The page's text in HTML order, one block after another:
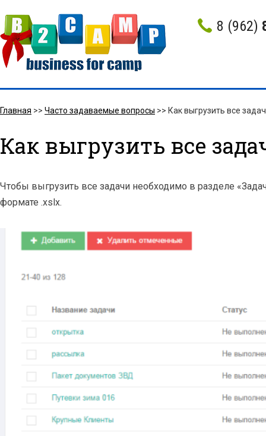
8 (962)
Главная >> Часто задаваемые вопросы >> Как выгрузить все
Как выгрузить все
Чтобы выгрузить все задачи необходимо в разделе
формате .xslx.